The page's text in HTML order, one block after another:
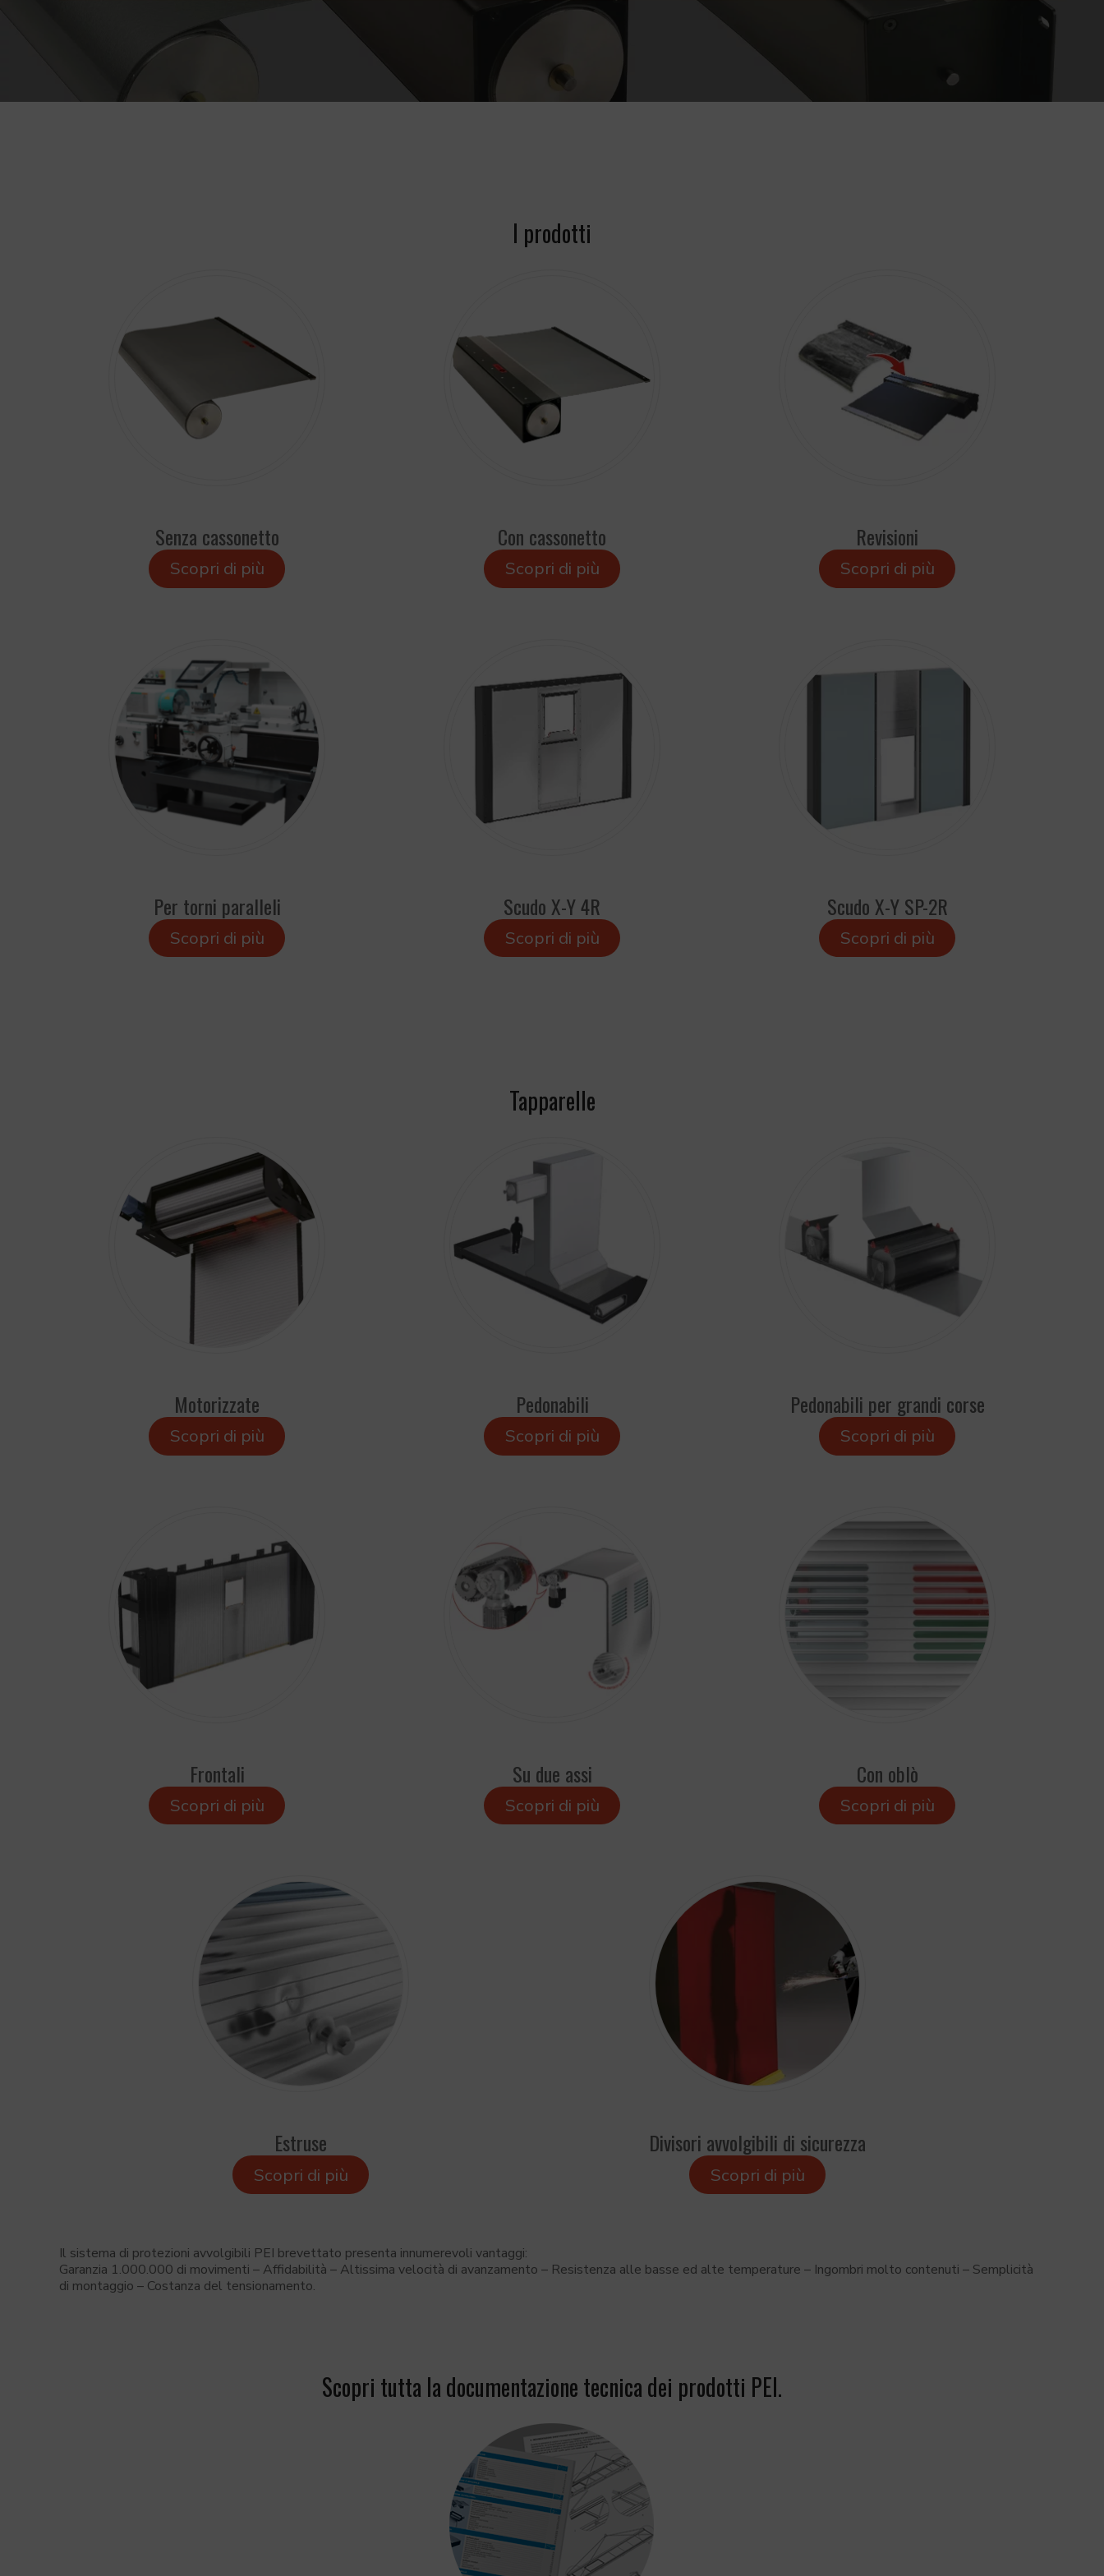
I prodotti
Senza cassonetto
Scopri di più
Con cassonetto
Scopri di più
Revisioni
Scopri di più
Per torni paralleli
Scopri di più
Scudo X-Y 4R
Scopri di più
Scudo X-Y SP-2R
Scopri di più
Tapparelle
Motorizzate
Scopri di più
Pedonabili
Scopri di più
Pedonabili per grandi corse
Scopri di più
Frontali
Scopri di più
Su due assi
Scopri di più
Con oblò
Scopri di più
Estruse
Scopri di più
Divisori avvolgibili di sicurezza
Scopri di più
Il sistema di protezioni avvolgibili PEI brevettato presenta innumerevoli vantaggi:
Garanzia 1.000.000 di movimenti – Affidabilità – Altissima velocità di avanzamento – Resistenza alle basse ed alte temperature – Ingombri molto contenuti – Semplicità
di montaggio – Costanza del tensionamento​.
Scopri tutta la documentazione tecnica dei prodotti PEI.